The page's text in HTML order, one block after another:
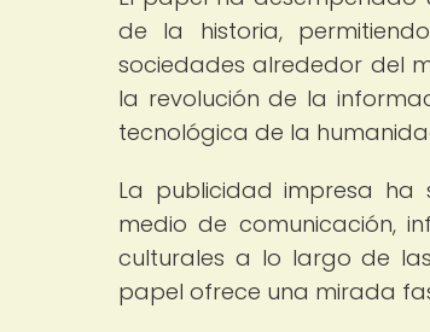
de la historia,
sociedades alrededor del
la revolución de la
tecnológica de la
La publicidad impresa ha
medio de comunicación,
culturales a lo largo de
papel ofrece una mirada